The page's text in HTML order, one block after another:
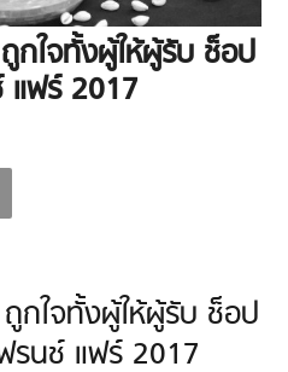
ใจทั้งผู้ให้ผู้รับ ช็อป
แฟร์ 2017
ใจทั้งผู้ให้ผู้รับ ช็อป
รนช์ แฟร์ 2017